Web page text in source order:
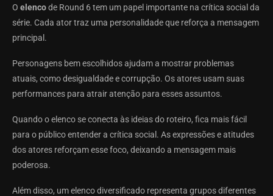
O elencode Round 6 tem um papel importante na crítica social da
série. Cada ator traz uma personalidade que reforça a mensagem
principal.
Personagens bem escolhidos ajudam a mostrar problemas
atuais, como desigualdade e corrupção. Os atores usam suas
performances para atrair atenção para esses assuntos.
Quando o elenco se conecta às ideias do roteiro, fica mais fácil
para o público entender a crítica social. As expressões e atitudes
dos atores reforçam esse foco, deixando a mensagem mais
poderosa.
Além disso, um elenco diversificado representa grupos diferentes